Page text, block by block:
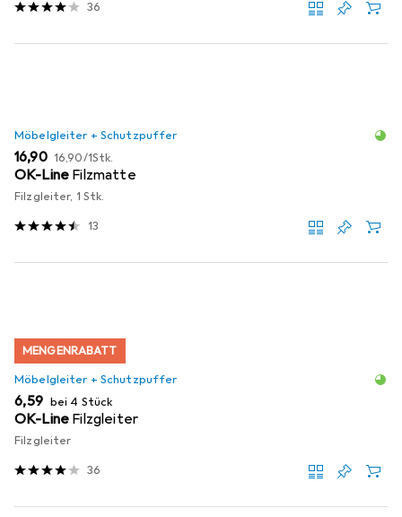
36
Möbelgleiter + Schutzpuffer
EUR
16,90 EUR
16,90/1Stk.
OK-Line Filzmatte
Filzgleiter, 1 Stk.
13
MENGENRABATT
Möbelgleiter + Schutzpuffer
EUR
6,59 bei 4 Stück
OK-Line Filzgleiter
Filzgleiter
36